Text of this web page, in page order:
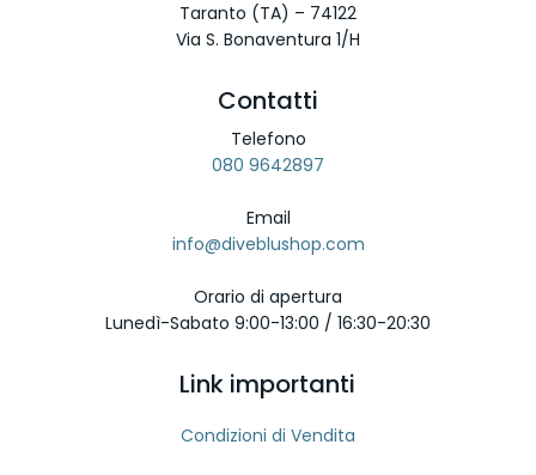
Taranto (TA) – 74122
Via S. Bonaventura 1/H
Contatti
Telefono
080 9642897
Email
info@diveblushop.com
Orario di apertura
Lunedì-Sabato 9:00-13:00 / 16:30-20:30
Link importanti
Condizioni di Vendita